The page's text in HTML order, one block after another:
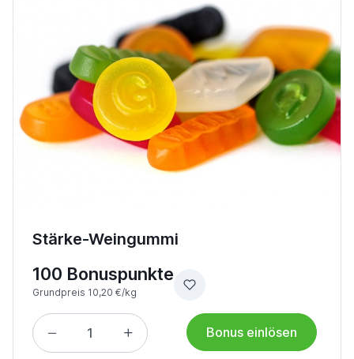
Stärke-Weingummi
100 Bonuspunkte
Grundpreis 10,20 €/kg
Bonus einlösen